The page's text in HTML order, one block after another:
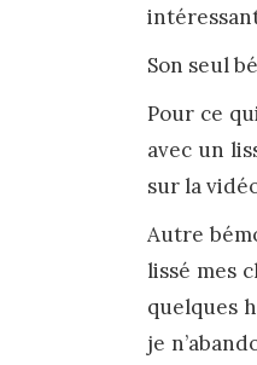
Son seul
Pour ce
avec un
sur la
Autre
lissé mes
quelques
je